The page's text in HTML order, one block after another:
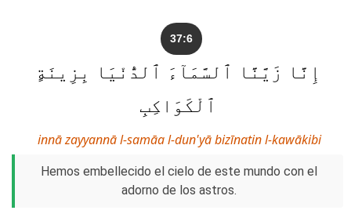
37:6
إِنَّا زَيَّنَّا ٱلسَّمَآءَ ٱلدُّنْيَا بِزِينَةٍ
ٱلْكَوَاكِبِ
innā zayyannā l-samāa l-dun'yā bizīnatin l-kawākibi
Hemos embellecido el cielo de este mundo con el
adorno de los astros.